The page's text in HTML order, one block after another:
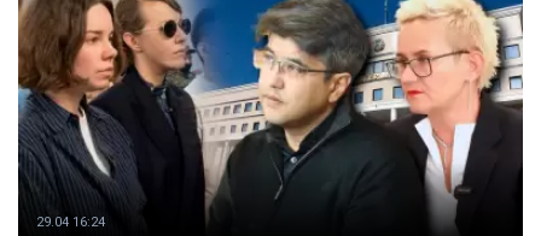
29.04 16:24